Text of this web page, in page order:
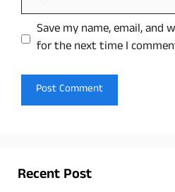
Save my name, email,
for the next time I
Recent Post